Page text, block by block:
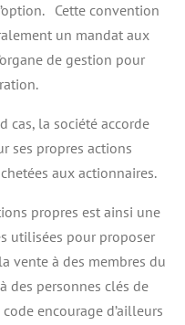
Cette convention
un mandat aux
de gestion pour
cas, la société accorde
ses propres actions
aux actionnaires.
propres est ainsi une
utilisées pour proposer
vente à des membres du
des personnes clés de
code encourage d’ailleurs